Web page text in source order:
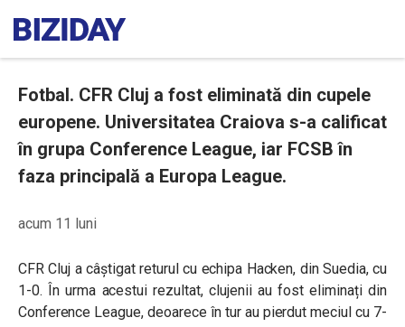
Fotbal. CFR Cluj a fost eliminată din cupele
europene. Universitatea Craiova s-a calificat
în grupa Conference League, iar FCSB în
faza principală a Europa League.
acum 11 luni
CFR Cluj a câștigat returul cu echipa Hacken, din Suedia, cu
1-0. În urma acestui rezultat, clujenii au fost eliminați din
Conference League, deoarece în tur au pierdut meciul cu 7-